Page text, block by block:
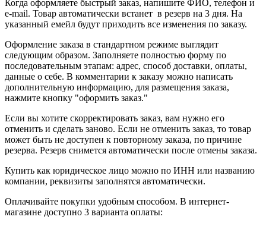
Когда оформляете быстрый заказ, напишите ФИО, телефон и
e-mail. Товар автоматически встанет в резерв на 3 дня. На
указанный емейл будут приходить все изменения по заказу.
Оформление заказа в стандартном режиме выглядит
следующим образом. Заполняете полностью форму по
последовательным этапам: адрес, способ доставки, оплаты,
данные о себе. В комментарии к заказу можно написать
дополнительную информацию, для размещения заказа,
нажмите кнопку "оформить заказ."
Если вы хотите скорректировать заказ, вам нужно его
отменить и сделать заново. Если не отменить заказ, то товар
может быть не доступен к повторному заказа, по причине
резерва. Резерв снимется автоматически после отмены заказа.
Купить как юридическое лицо можно по ИНН или названию
компании, реквизиты заполнятся автоматически.
Оплачивайте покупки удобным способом. В интернет-
магазине доступно 3 варианта оплаты: